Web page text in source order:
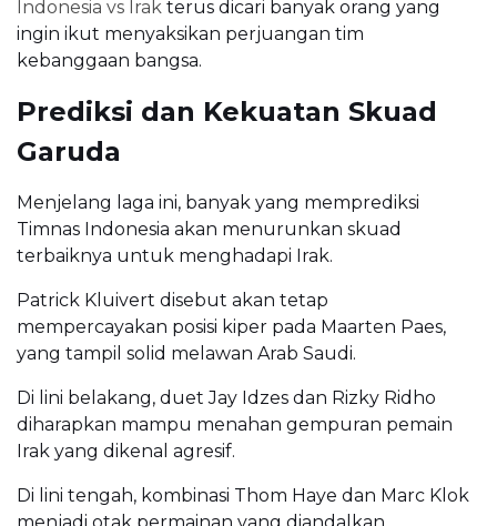
Indonesia vs Irak terus dicari banyak orang yang
ingin ikut menyaksikan perjuangan tim
kebanggaan bangsa.
Prediksi dan Kekuatan Skuad
Garuda
Menjelang laga ini, banyak yang memprediksi
Timnas Indonesia akan menurunkan skuad
terbaiknya untuk menghadapi Irak.
Patrick Kluivert disebut akan tetap
mempercayakan posisi kiper pada Maarten Paes,
yang tampil solid melawan Arab Saudi.
Di lini belakang, duet Jay Idzes dan Rizky Ridho
diharapkan mampu menahan gempuran pemain
Irak yang dikenal agresif.
Di lini tengah, kombinasi Thom Haye dan Marc Klok